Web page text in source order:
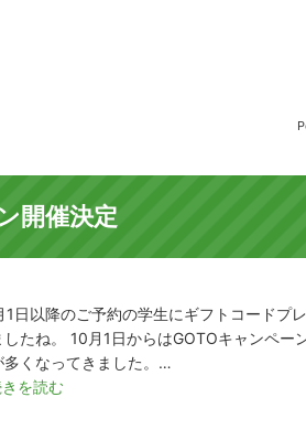
開催決定
1日以降のご予約の学生にギフトコードプ
したね。 10月1日からはGOTOキャンペ
多くなってきました。…
を読む